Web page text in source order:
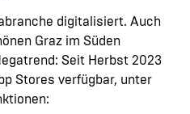
digitalisiert. Auch
Graz im Süden
Seit Herbst 2023
Stores verfügbar, unter